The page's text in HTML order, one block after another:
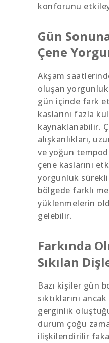
konforunu
Gün
Çene
Akşam
oluşan
gün içinde fark
kaslarını fazla
kaynaklanabilir.
alışkanlıkları,
ve yoğun
çene kaslarını
yorgunluk
bölgede farklı
yüklenmelerin
gelebilir.
Farkında
Sıkılan
Bazı kişiler gün
sıktıklarını
gerginlik
durum çoğu
ilişkilendirilir